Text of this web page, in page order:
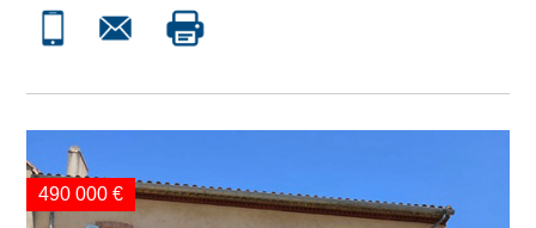
CONTACT : +33 676 863
490 000 €